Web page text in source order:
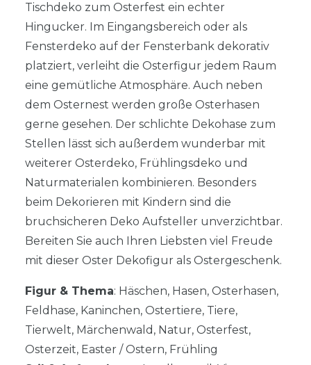
Tischdeko zum Osterfest ein echter
Hingucker. Im Eingangsbereich oder als
Fensterdeko auf der Fensterbank dekorativ
platziert, verleiht die Osterfigur jedem Raum
eine gemütliche Atmosphäre. Auch neben
dem Osternest werden große Osterhasen
gerne gesehen. Der schlichte Dekohase zum
Stellen lässt sich außerdem wunderbar mit
weiterer Osterdeko, Frühlingsdeko und
Naturmaterialen kombinieren. Besonders
beim Dekorieren mit Kindern sind die
bruchsicheren Deko Aufsteller unverzichtbar.
Bereiten Sie auch Ihren Liebsten viel Freude
mit dieser Oster Dekofigur als Ostergeschenk.
Figur & Thema: Häschen, Hasen, Osterhasen,
Feldhase, Kaninchen, Ostertiere, Tiere,
Tierwelt, Märchenwald, Natur, Osterfest,
Osterzeit, Easter / Ostern, Frühling